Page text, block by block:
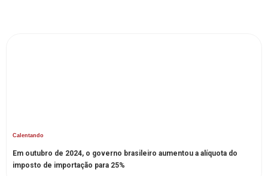
Calentando
Em outubro de 2024, o governo brasileiro aumentou a alíquota do
imposto de importação para 25%